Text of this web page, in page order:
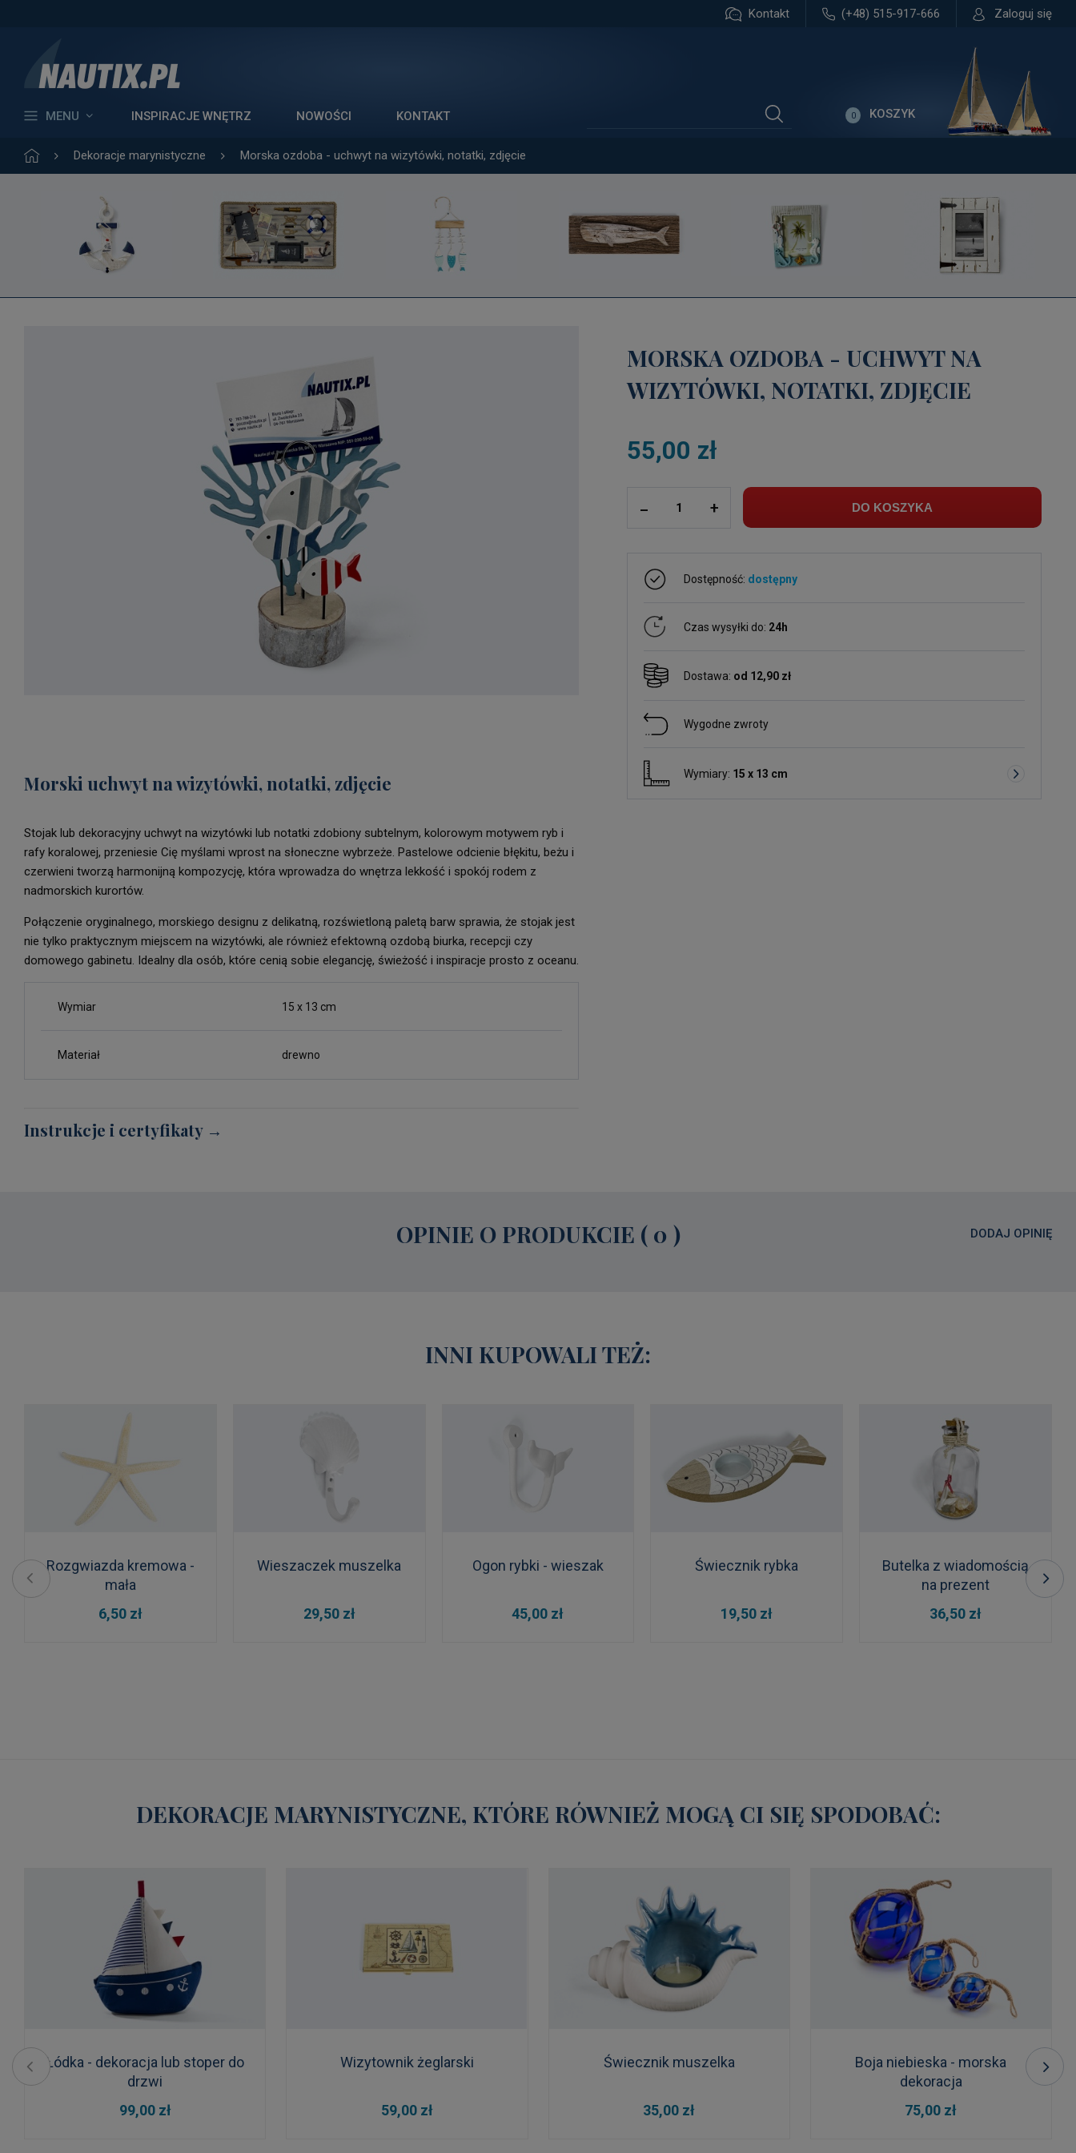
Kontakt (+48) 515-917-666 Zaloguj się
MENU INSPIRACJE WNĘTRZ NOWOŚCI KONTAKT KOSZYK
0
Dekoracje marynistyczne Morska ozdoba - uchwyt na wizytówki, notatki, zdjęcie
Morski uchwyt na wizytówki, notatki, zdjęcie
Stojak lub dekoracyjny uchwyt na wizytówki lub notatki zdobiony subtelnym, kolorowym motywem ryb i
rafy koralowej, przeniesie Cię myślami wprost na słoneczne wybrzeże. Pastelowe odcienie błękitu, beżu i
czerwieni tworzą harmonijną kompozycję, która wprowadza do wnętrza lekkość i spokój rodem z
nadmorskich kurortów.
Połączenie oryginalnego, morskiego designu z delikatną, rozświetloną paletą barw sprawia, że stojak jest
nie tylko praktycznym miejscem na wizytówki, ale również efektowną ozdobą biurka, recepcji czy
domowego gabinetu. Idealny dla osób, które cenią sobie elegancję, świeżość i inspiracje prosto z oceanu.
Wymiar 15 x 13 cm
Materiał drewno
Instrukcje i certyfikaty →
MORSKA OZDOBA - UCHWYT NA
WIZYTÓWKI, NOTATKI, ZDJĘCIE
55,00 zł
+ DO KOSZYKA
Dostępność: dostępny
Czas wysyłki do: 24h
Dostawa: od 12,90 zł
Wygodne zwroty
Wymiary: 15 x 13 cm
OPINIE O PRODUKCIE ( 0 ) DODAJ OPINIĘ
INNI KUPOWALI TEŻ:
Rozgwiazda kremowa -
mała
6,50 zł
DO KOSZYKA
Wieszaczek muszelka
29,50 zł
DO KOSZYKA
Ogon rybki - wieszak
45,00 zł
DO KOSZYKA
Świecznik rybka
19,50 zł
DO KOSZYKA
Butelka z wiadomością
na prezent
36,50 zł
DO KOSZYKA
DEKORACJE MARYNISTYCZNE, KTÓRE RÓWNIEŻ MOGĄ CI SIĘ SPODOBAĆ:
Łódka - dekoracja lub stoper do
drzwi
99,00 zł
DO KOSZYKA
Wizytownik żeglarski
59,00 zł
DO KOSZYKA
Świecznik muszelka
35,00 zł
DO KOSZYKA
Boja niebieska - morska
dekoracja
75,00 zł
DO KOSZYKA